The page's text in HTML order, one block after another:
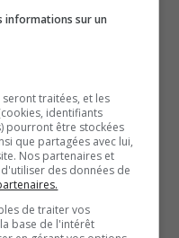
seuil du régime de
permis augmentera
inscrits à
routière à
et un autobus
informations sur un
traitées, et les
identifiants
pourront être stockées
que partagées avec lui,
Nos partenaires et
des données de
de traiter vos
base de l'intérêt